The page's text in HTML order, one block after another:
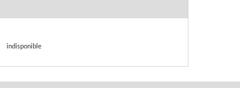
indisponible